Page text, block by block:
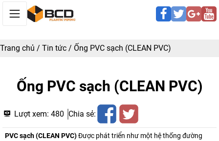
Trang chủ / Tin tức / Ống PVC sạch (CLEAN PVC)
Ống PVC sạch (CLEAN PVC)
Lượt xem: 480 Chia sẻ:
PVC sạch (CLEAN PVC)Được phát triển như một hệ thống đường